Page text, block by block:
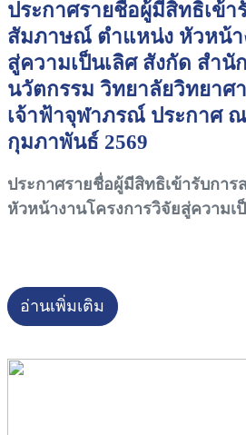
ประกาศรายชื่อผู้มีสิทธิเข้า
สัมภาษณ์ ตำแหน่ง หัวหน้า
สู่ความเป็นเลิศ สังกัด สำนั
นวัตกรรม วิทยาลัยวิทยาศ
เจ้าฟ้าจุฬาภรณ์ ประกาศ
กุมภาพันธ์ 2569
ประกาศรายชื่อผู้มีสิทธิเข้ารับกา
หัวหน้างานโครงการวิจัยสู่ความเ
อ่านเพิ่มเติม